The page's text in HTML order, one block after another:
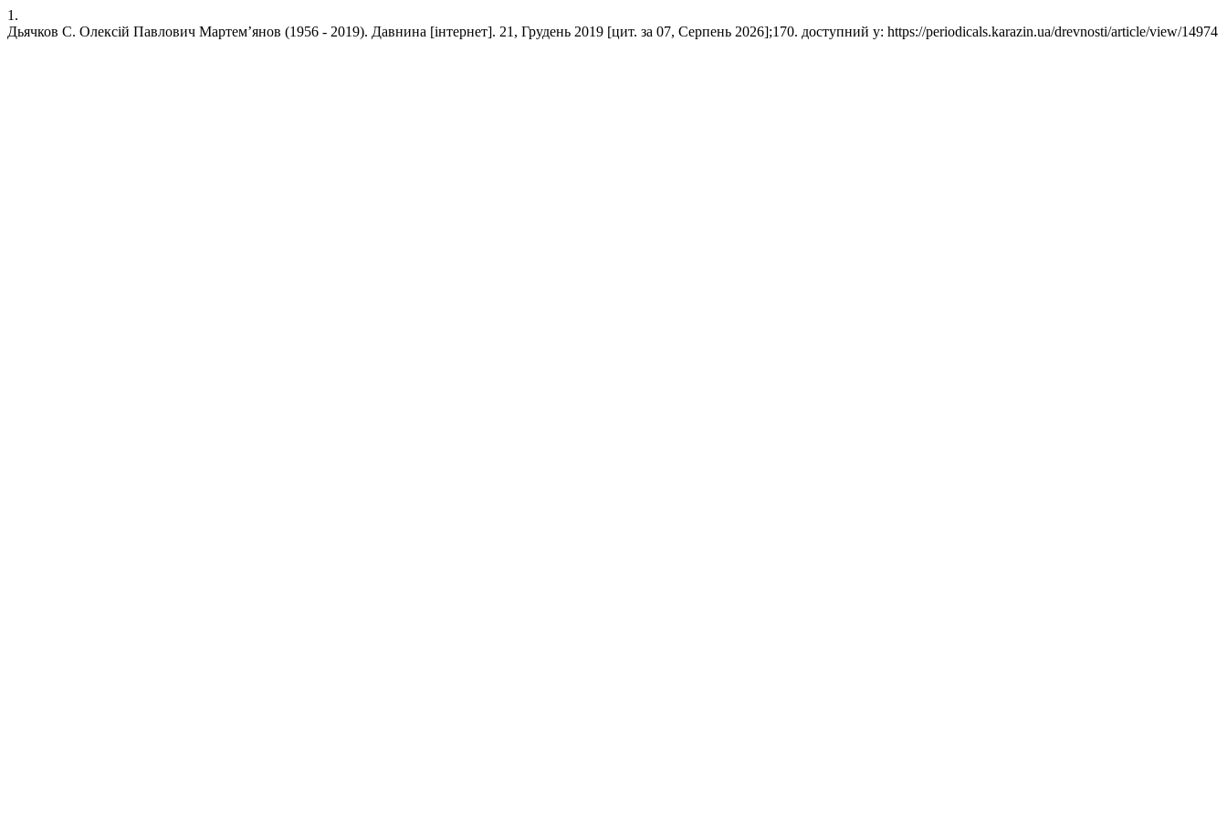
1.
Дьячков С. Олексій Павлович Мартем’янов (1956 - 2019). Давнина [інтернет]. 21, Грудень 2019 [цит. за 07, Серпень 2026];170. доступний у: https://periodicals.karazin.ua/drevnosti/article/view/14974